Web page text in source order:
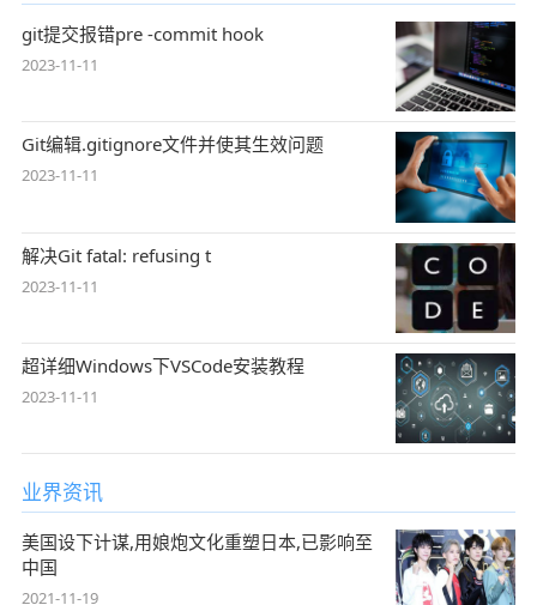
git提交报错pre -commit hook
2023-11-11
Git编辑.gitignore文件并使其生效问题
2023-11-11
解决Git fatal: refusing t
2023-11-11
超详细Windows下VSCode安装教程
2023-11-11
业界资讯
美国设下计谋,用娘炮文化重塑日本,已影响至
中国
2021-11-19